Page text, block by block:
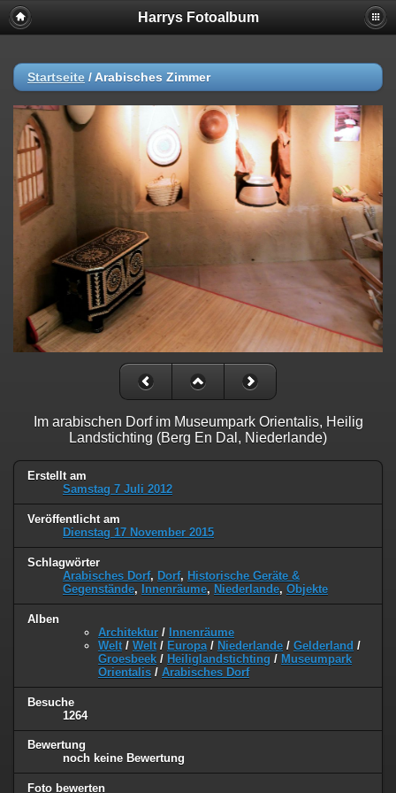
Harrys Fotoalbum
Startseite / Arabisches Zimmer
Im arabischen Dorf im Museumpark Orientalis, Heilig
Landstichting (Berg En Dal, Niederlande)
Erstellt am
Samstag 7 Juli 2012
Veröffentlicht am
Dienstag 17 November 2015
Schlagwörter
Arabisches Dorf, Dorf, Historische Geräte &
Gegenstände, Innenräume, Niederlande, Objekte
Alben
Architektur / Innenräume
Welt / Welt / Europa / Niederlande / Gelderland /
Groesbeek / Heiliglandstichting / Museumpark
Orientalis / Arabisches Dorf
Besuche
1264
Bewertung
noch keine Bewertung
Foto bewerten